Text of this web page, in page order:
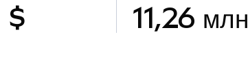
$ 11,26 млн